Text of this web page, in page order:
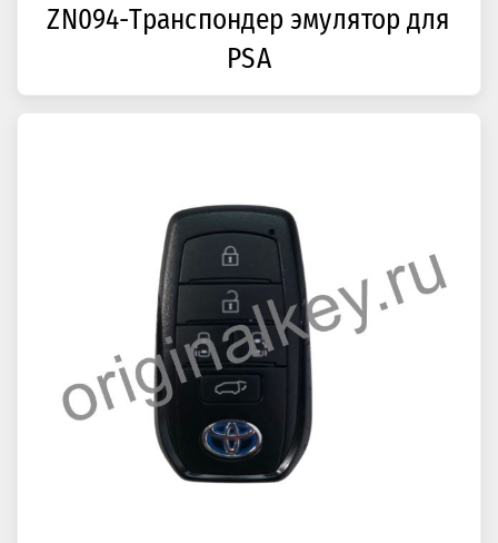
ZN094-Транспондер эмулятор для
PSA